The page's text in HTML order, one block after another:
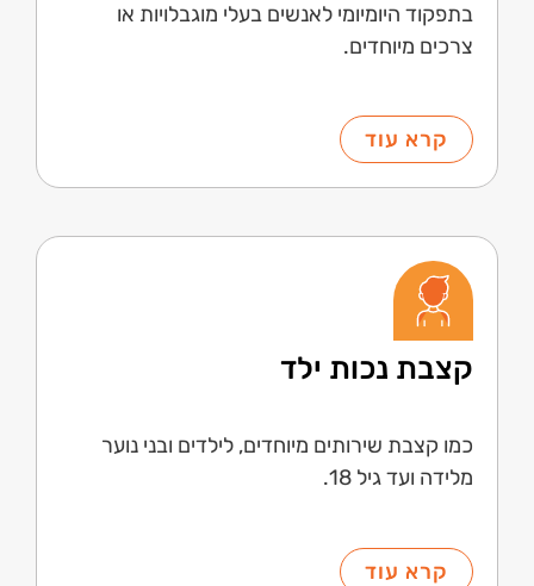
בתפקוד היומיומי לאנשים בעלי מוגבלויות או
צרכים מיוחדים.
קרא עוד
קצבת נכות ילד
כמו קצבת שירותים מיוחדים, לילדים ובני נוער
מלידה ועד גיל 18.
קרא עוד